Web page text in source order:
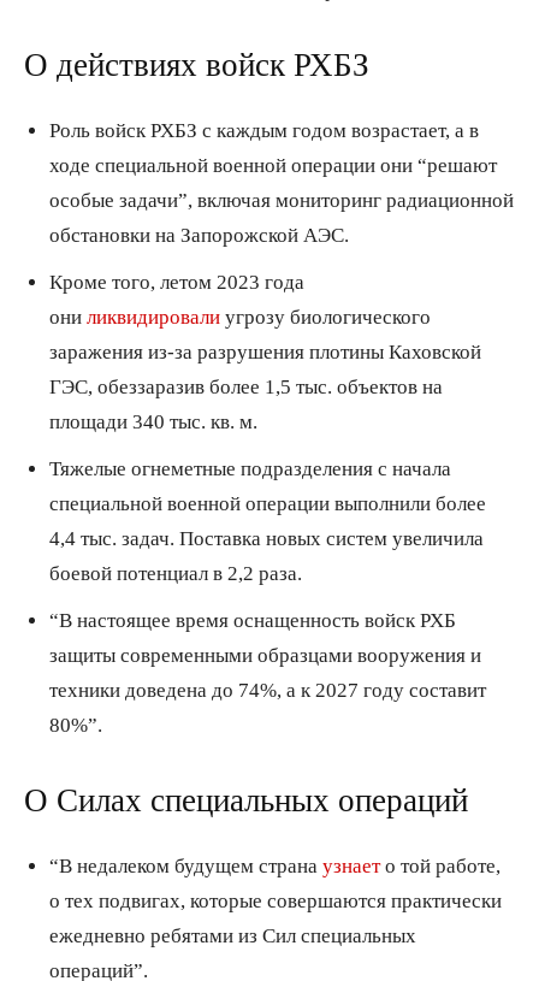
О действиях войск РХБЗ
Роль войск РХБЗ с каждым годом возрастает, а в
ходе специальной военной операции они “решают
особые задачи”, включая мониторинг радиационной
обстановки на Запорожской АЭС.
Кроме того, летом 2023 года
они ликвидировали угрозу биологического
заражения из-за разрушения плотины Каховской
ГЭС, обеззаразив более 1,5 тыс. объектов на
площади 340 тыс. кв. м.
Тяжелые огнеметные подразделения с начала
специальной военной операции выполнили более
4,4 тыс. задач. Поставка новых систем увеличила
боевой потенциал в 2,2 раза.
“В настоящее время оснащенность войск РХБ
защиты современными образцами вооружения и
техники доведена до 74%, а к 2027 году составит
80%”.
О Силах специальных операций
“В недалеком будущем страна узнаето той работе,
о тех подвигах, которые совершаются практически
ежедневно ребятами из Сил специальных
операций”.